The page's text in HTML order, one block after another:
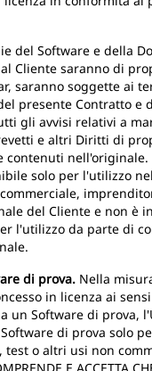
del Software e della
Cliente saranno di
saranno soggette ai
presente Contratto e
gli avvisi relativi a
e altri Diritti di
contenuti nell'originale.
solo per l'utilizzo
del Cliente e non è
l'utilizzo da parte di
di prova. Nella
in licenza ai
un Software di prova,
di prova solo
test o altri usi non